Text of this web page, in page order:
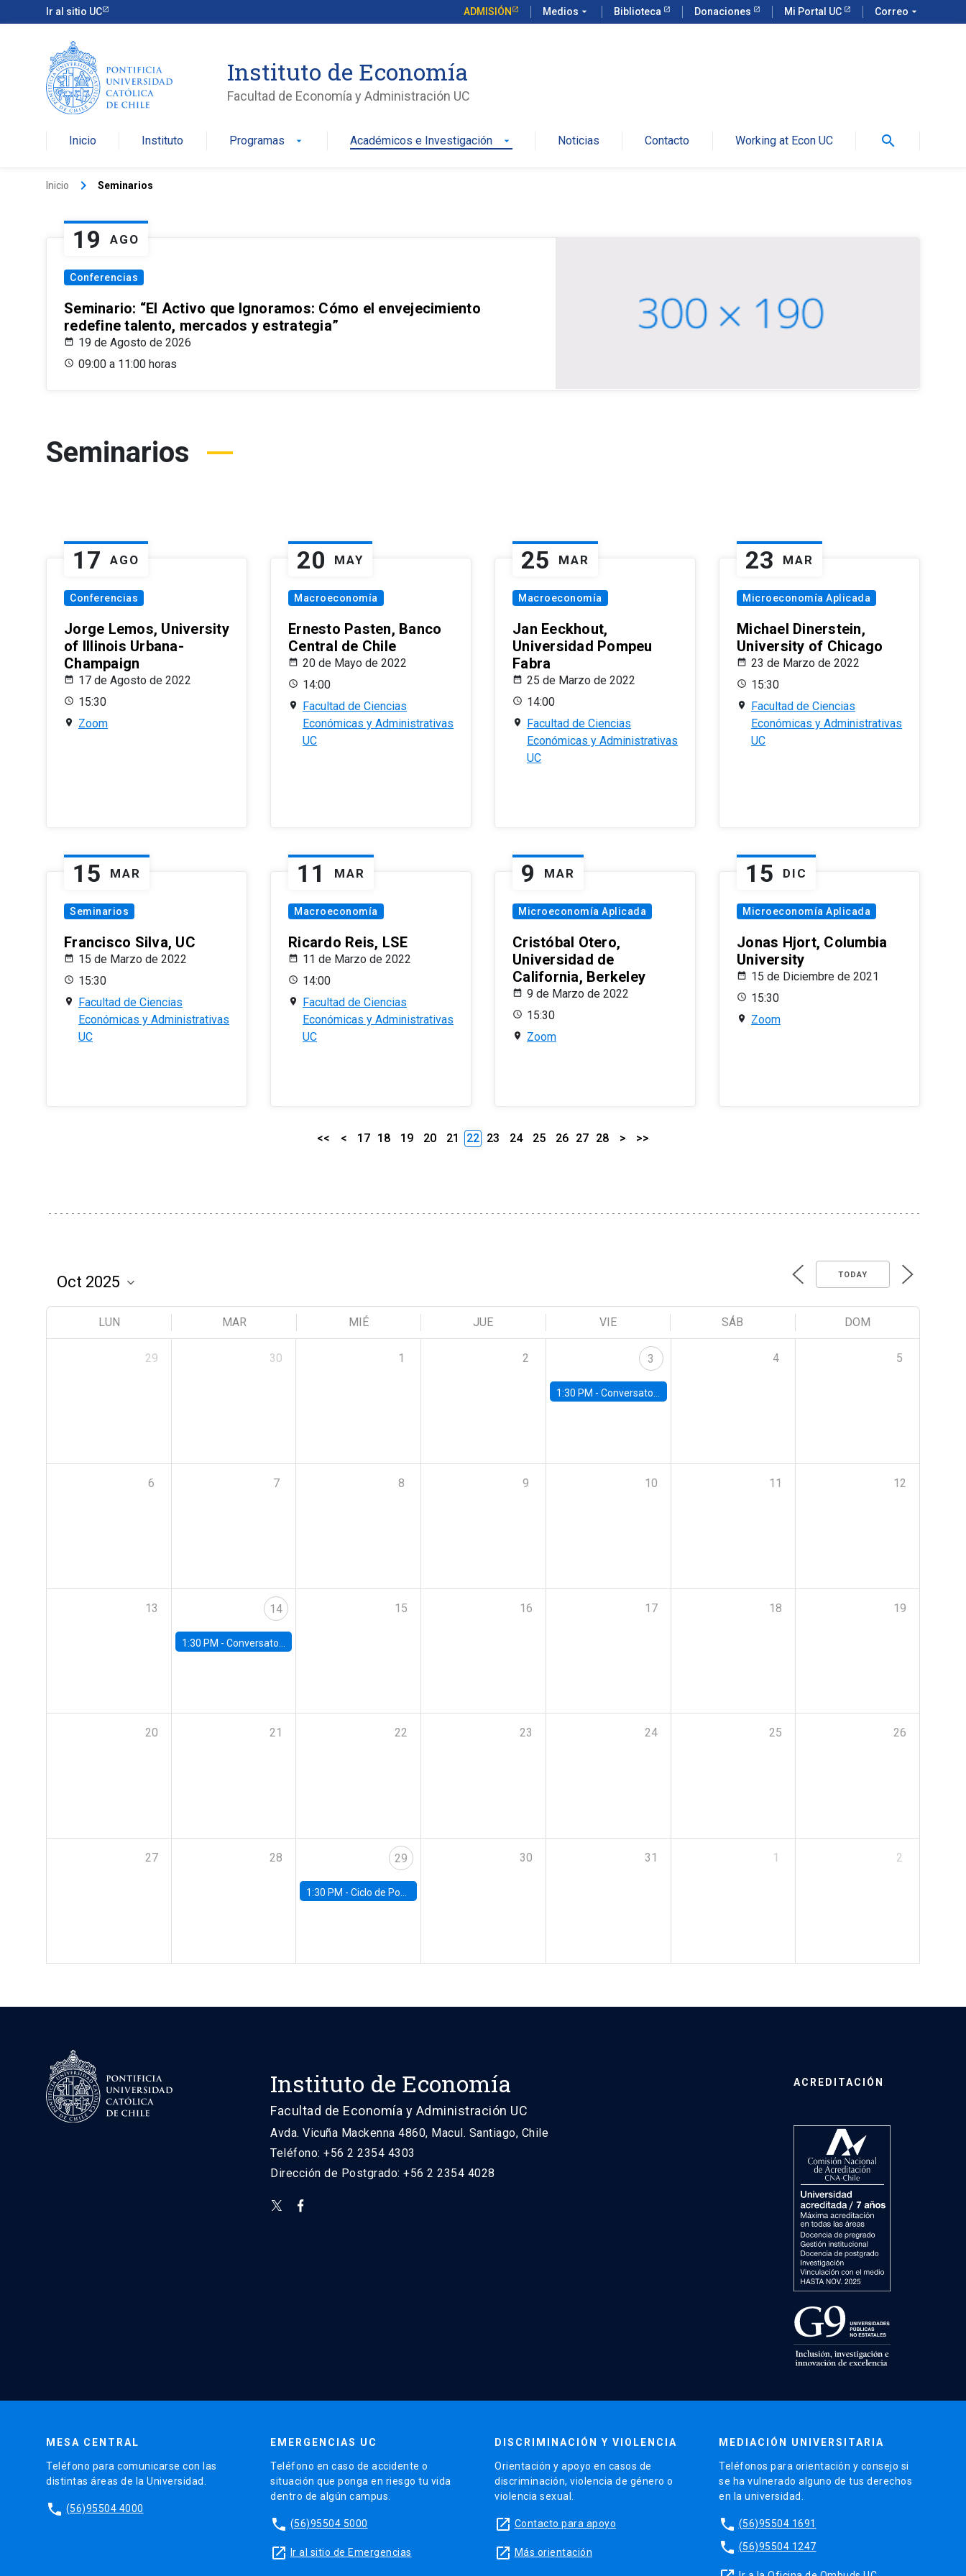
Ir al sitio UC ADMISIÓN Medios arrow_drop_down Biblioteca Donaciones Mi Portal UC Correo arrow_drop_down
Instituto de Economía
Facultad de Economía y Administración UC
Inicio Instituto Programas arrow_drop_down Académicos e Investigación arrow_drop_down Noticias Contacto Working at Econ UC search
Inicio keyboard_arrow_right Seminarios
19 AGO
Conferencias
Seminario: “El Activo que Ignoramos: Cómo el envejecimiento
redefine talento, mercados y estrategia”
19 de Agosto de 2026
09:00 a 11:00 horas
Seminarios
17 AGO
Conferencias
Jorge Lemos, University
of Illinois Urbana-
Champaign
17 de Agosto de 2022
15:30
Zoom
20 MAY
Macroeconomía
Ernesto Pasten, Banco
Central de Chile
20 de Mayo de 2022
14:00
Facultad de Ciencias
Económicas y Administrativas
UC
25 MAR
Macroeconomía
Jan Eeckhout,
Universidad Pompeu
Fabra
25 de Marzo de 2022
14:00
Facultad de Ciencias
Económicas y Administrativas
UC
23 MAR
Microeconomía Aplicada
Michael Dinerstein,
University of Chicago
23 de Marzo de 2022
15:30
Facultad de Ciencias
Económicas y Administrativas
UC
15 MAR
Seminarios
Francisco Silva, UC
15 de Marzo de 2022
15:30
Facultad de Ciencias
Económicas y Administrativas
UC
11 MAR
Macroeconomía
Ricardo Reis, LSE
11 de Marzo de 2022
14:00
Facultad de Ciencias
Económicas y Administrativas
UC
9 MAR
Microeconomía Aplicada
Cristóbal Otero,
Universidad de
California, Berkeley
9 de Marzo de 2022
15:30
Zoom
15 DIC
Microeconomía Aplicada
Jonas Hjort, Columbia
University
15 de Diciembre de 2021
15:30
Zoom
<< < 17 18 19 20 21 22 23 24 25 26 27 28 > >>
TODAY
LUN MAR MIÉ JUE VIE SÁB DOM
29 30 1 2 3
1:30 PM - Conversatorio: “Escenario Macro y Presupuesto 2026”
4 5
6 7 8 9 10 11 12
13 14
1:30 PM - Conversatorio | Pobreza y entorno urbano: Perspectivas y propuestas desde la UC
15 16 17 18 19
20 21 22 23 24 25 26
27 28 29
1:30 PM -Ciclo de Pobreza UC | Pobreza y Empleo: Perspectivas y propuestas desde la UC
30 31 1 2
Instituto de Economía
Facultad de Economía y Administración UC
Avda. Vicuña Mackenna 4860, Macul. Santiago, Chile
Teléfono: +56 2 2354 4303
Dirección de Postgrado: +56 2 2354 4028
ACREDITACIÓN
MESA CENTRAL
Teléfono para comunicarse con las
distintas áreas de la Universidad.
phone (56)95504 4000
EMERGENCIAS UC
Teléfono en caso de accidente o
situación que ponga en riesgo tu vida
dentro de algún campus.
phone (56)95504 5000
launch Ir al sitio de Emergencias
DISCRIMINACIÓN Y VIOLENCIA
Orientación y apoyo en casos de
discriminación, violencia de género o
violencia sexual.
launch Contacto para apoyo
launch Más orientación
MEDIACIÓN UNIVERSITARIA
Teléfonos para orientación y consejo si
se ha vulnerado alguno de tus derechos
en la universidad.
phone (56)95504 1691
phone (56)95504 1247